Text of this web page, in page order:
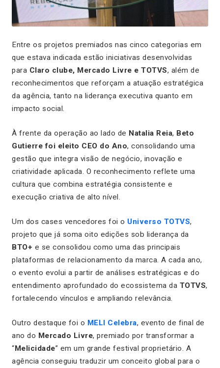
Entre os projetos premiados nas cinco categorias em
que estava indicada estão iniciativas desenvolvidas
para Claro clube, Mercado Livre e TOTVS, além de
reconhecimentos que reforçam a atuação estratégica
da agência, tanto na liderança executiva quanto em
impacto social.
À frente da operação ao lado de Natalia Reia, Beto
Gutierre foi eleito CEO do Ano, consolidando uma
gestão que integra visão de negócio, inovação e
criatividade aplicada. O reconhecimento reflete uma
cultura que combina estratégia consistente e
execução criativa de alto nível.
Um dos cases vencedores foi o Universo TOTVS,
projeto que já soma oito edições sob liderança da
BTO+ e se consolidou como uma das principais
plataformas de relacionamento da marca. A cada ano,
o evento evolui a partir de análises estratégicas e do
entendimento aprofundado do ecossistema da TOTVS,
fortalecendo vínculos e ampliando relevância.
Outro destaque foi o MELI Celebra, evento de final de
ano do Mercado Livre, premiado por transformar a
“Melicidade” em um grande festival proprietário. A
agência conseguiu traduzir um conceito global para o